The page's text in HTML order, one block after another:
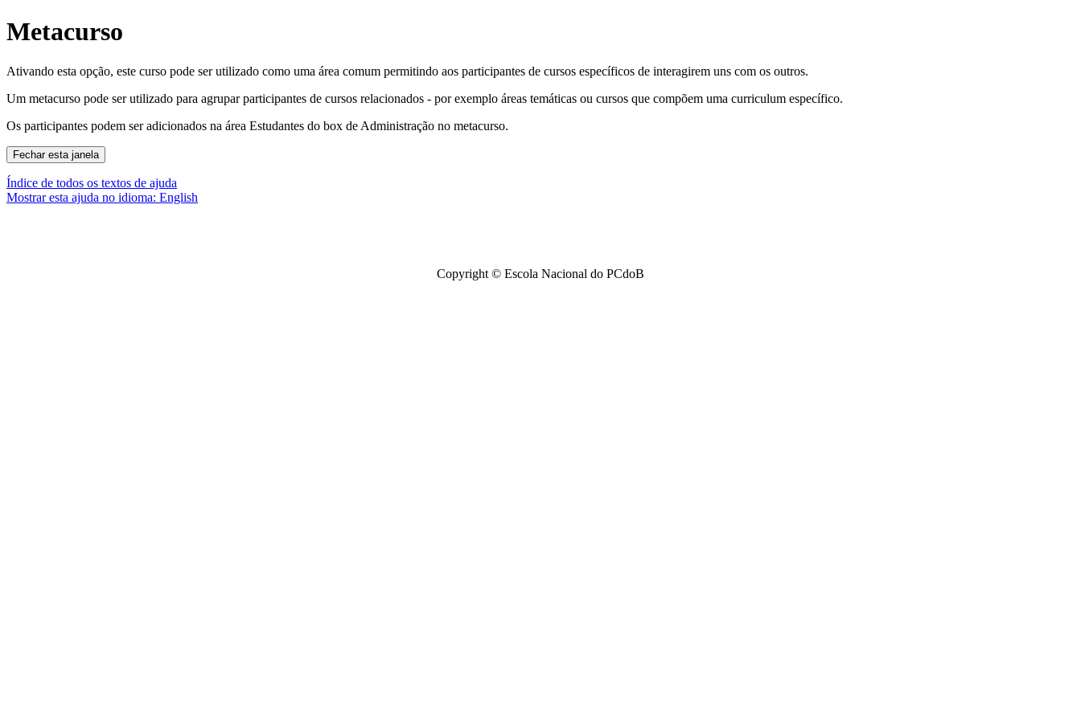
Metacurso
Ativando esta opção, este curso pode ser utilizado como uma área comum permitindo aos participantes de cursos específicos de interagirem uns com os outros.
Um metacurso pode ser utilizado para agrupar participantes de cursos relacionados - por exemplo áreas temáticas ou cursos que compõem uma curriculum específico.
Os participantes podem ser adicionados na área Estudantes do box de Administração no metacurso.
Índice de todos os textos de ajuda
Mostrar esta ajuda no idioma: English
Copyright © Escola Nacional do PCdoB